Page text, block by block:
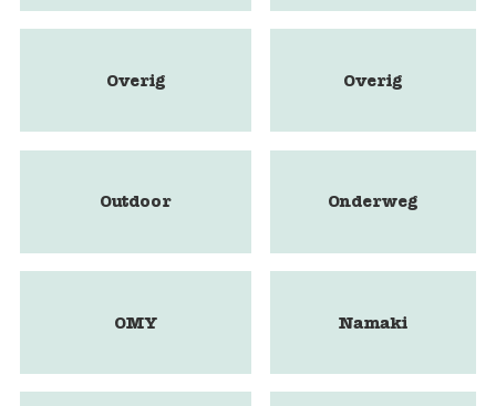
Overig Overig
Outdoor Onderweg
OMY Namaki